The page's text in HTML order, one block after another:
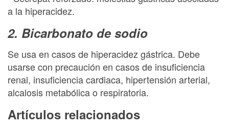
a la hiperacidez.
2. Bicarbonato de sodio
Se usa en casos de hiperacidez gástrica. Debe
usarse con precaución en casos de insuficiencia
renal, insuficiencia cardiaca, hipertensión arterial,
alcalosis metabólica o respiratoria.
Artículos relacionados